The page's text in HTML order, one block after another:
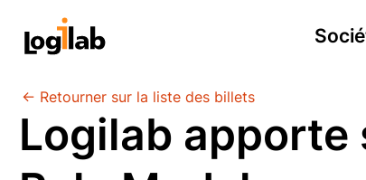
← Retourner sur la liste des billets
Logilab apporte